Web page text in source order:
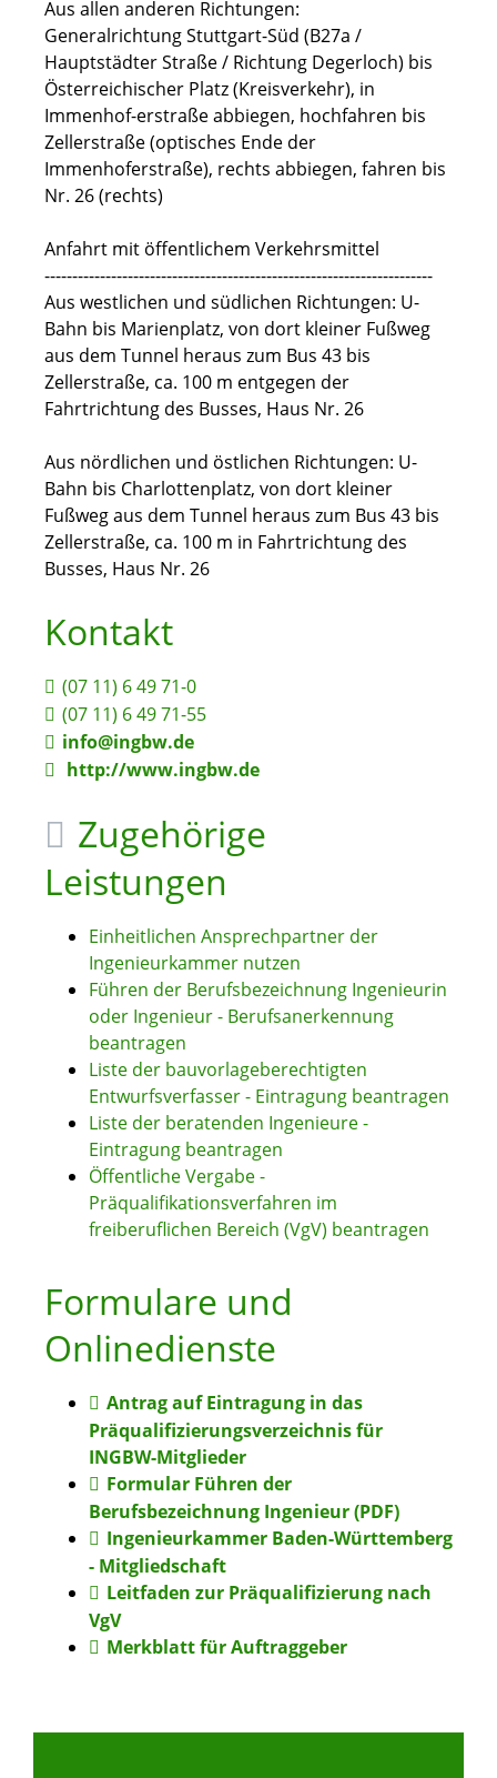
Aus allen anderen Richtungen:
Generalrichtung Stuttgart-Süd (B27a /
Hauptstädter Straße / Richtung Degerloch) bis
Österreichischer Platz (Kreisverkehr), in
Immenhof-erstraße abbiegen, hochfahren bis
Zellerstraße (optisches Ende der
Immenhoferstraße), rechts abbiegen, fahren bis
Nr. 26 (rechts)
Anfahrt mit öffentlichem Verkehrsmittel
----------------------------------------------------------------------
Aus westlichen und südlichen Richtungen: U-
Bahn bis Marienplatz, von dort kleiner Fußweg
aus dem Tunnel heraus zum Bus 43 bis
Zellerstraße, ca. 100 m entgegen der
Fahrtrichtung des Busses, Haus Nr. 26
Aus nördlichen und östlichen Richtungen: U-
Bahn bis Charlottenplatz, von dort kleiner
Fußweg aus dem Tunnel heraus zum Bus 43 bis
Zellerstraße, ca. 100 m in Fahrtrichtung des
Busses, Haus Nr. 26
Kontakt
(07 11) 6 49 71-0
(07 11) 6 49 71-55
info@ingbw.de
http://www.ingbw.de
Zugehörige
Leistungen
Einheitlichen Ansprechpartner der
Ingenieurkammer nutzen
Führen der Berufsbezeichnung Ingenieurin
oder Ingenieur - Berufsanerkennung
beantragen
Liste der bauvorlageberechtigten
Entwurfsverfasser - Eintragung beantragen
Liste der beratenden Ingenieure -
Eintragung beantragen
Öffentliche Vergabe -
Präqualifikationsverfahren im
freiberuflichen Bereich (VgV) beantragen
Formulare und
Onlinedienste
Antrag auf Eintragung in das
Präqualifizierungsverzeichnis für
INGBW-Mitglieder
Formular Führen der
Berufsbezeichnung Ingenieur (PDF)
Ingenieurkammer Baden-Württemberg
- Mitgliedschaft
Leitfaden zur Präqualifizierung nach
VgV
Merkblatt für Auftraggeber